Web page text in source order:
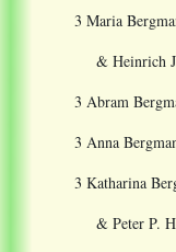
3 Maria
& Heinrich
3 Abram
3 Anna
3 Katharina
& Peter P.